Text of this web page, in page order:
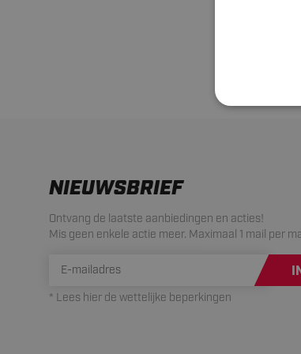
NIEUWSBRIEF
Ontvang de laatste aanbiedingen en acties!
Mis geen enkele actie meer. Maximaal 1 mail per
* Lees hier de wettelijke beperkingen